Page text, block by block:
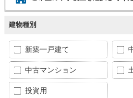
建物種別
新築一戸建て
中古マンション
投資用